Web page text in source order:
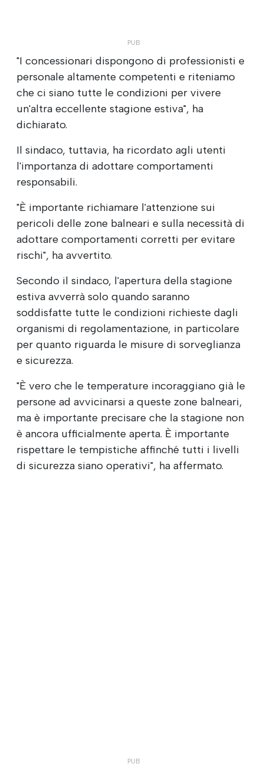
"I concessionari dispongono di professionisti e
personale altamente competenti e riteniamo
che ci siano tutte le condizioni per vivere
un'altra eccellente stagione estiva", ha
dichiarato.
Il sindaco, tuttavia, ha ricordato agli utenti
l'importanza di adottare comportamenti
responsabili.
"È importante richiamare l'attenzione sui
pericoli delle zone balneari e sulla necessità di
adottare comportamenti corretti per evitare
rischi", ha avvertito.
Secondo il sindaco, l'apertura della stagione
estiva avverrà solo quando saranno
soddisfatte tutte le condizioni richieste dagli
organismi di regolamentazione, in particolare
per quanto riguarda le misure di sorveglianza
e sicurezza.
"È vero che le temperature incoraggiano già le
persone ad avvicinarsi a queste zone balneari,
ma è importante precisare che la stagione non
è ancora ufficialmente aperta. È importante
rispettare le tempistiche affinché tutti i livelli
di sicurezza siano operativi", ha affermato.